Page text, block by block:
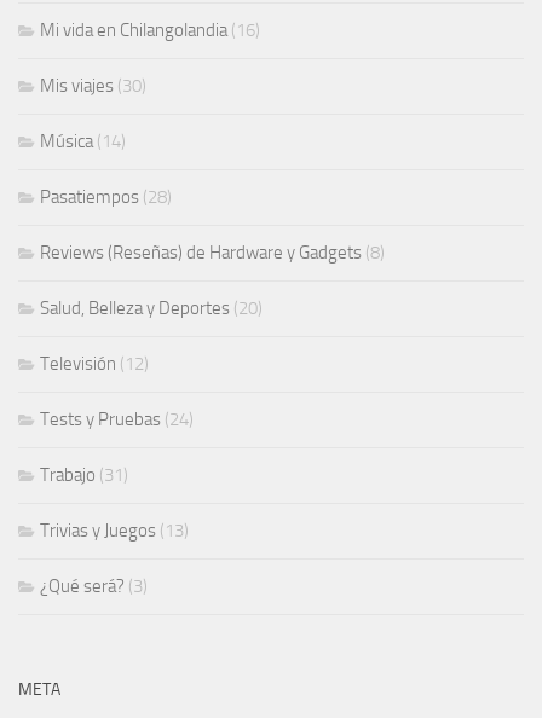
Mi vida en Chilangolandia(16)
Mis viajes (30)
Música(14)
Pasatiempos (28)
Reviews (Reseñas) de Hardware y Gadgets (8)
Salud, Belleza y Deportes (20)
Televisión (12)
Tests y Pruebas (24)
Trabajo (31)
Trivias y Juegos (13)
¿Qué será? (3)
META